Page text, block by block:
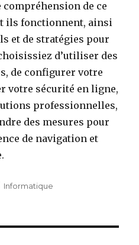
compréhension de ce
ils fonctionnent, ainsi
et de stratégies pour
d’utiliser des
de configurer votre
votre sécurité en ligne,
professionnelles,
des mesures pour
de navigation et
Catégories
Informatique